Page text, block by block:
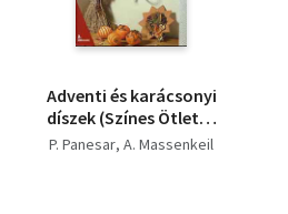
Adventi és karácsonyi
díszek (Színes Ötletek
- 2. különszám)
P. Panesar A. Massenkeil